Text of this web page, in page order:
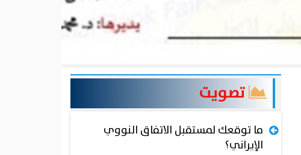
تصويت
ما توقعك لمستقبل الاتفاق النووي
الإيراني؟